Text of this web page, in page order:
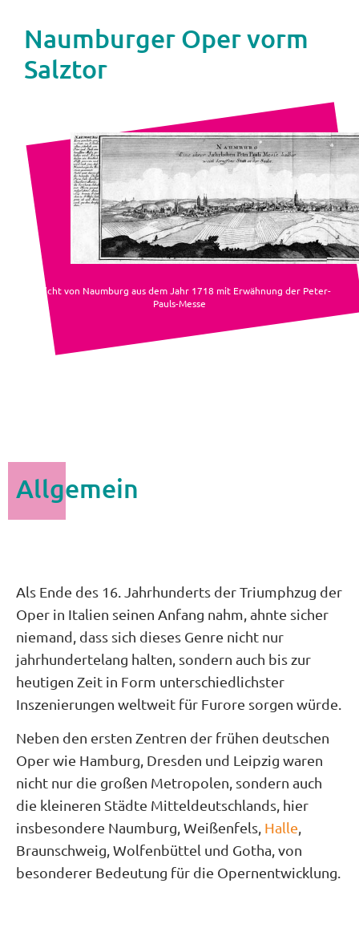
Naumburger Oper vorm
Salztor
Ansicht von Naumburg aus dem Jahr 1718 mit Erwähnung der Peter-
Pauls-Messe
Allgemein
Als Ende des 16. Jahrhunderts der Triumphzug der
Oper in Italien seinen Anfang nahm, ahnte sicher
niemand, dass sich dieses Genre nicht nur
jahrhundertelang halten, sondern auch bis zur
heutigen Zeit in Form unterschiedlichster
Inszenierungen weltweit für Furore sorgen würde.
Neben den ersten Zentren der frühen deutschen
Oper wie Hamburg, Dresden und Leipzig waren
nicht nur die großen Metropolen, sondern auch
die kleineren Städte Mitteldeutschlands, hier
insbesondere Naumburg, Weißenfels, Halle
Braunschweig, Wolfenbüttel und Gotha, von
besonderer Bedeutung für die Opernentwicklung.